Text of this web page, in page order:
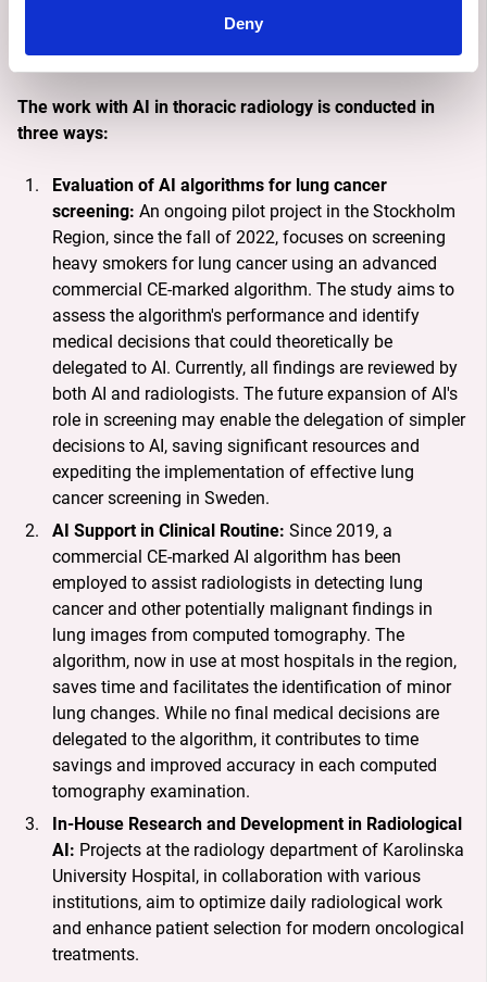
Deny
treatable. Vitali is also developing AI for identifying
cancer in adrenal glands, bones, and abdominal organs.
The work with AI in thoracic radiology is conducted in
three ways:
Evaluation of AI algorithms for lung cancer
screening: An ongoing pilot project in the Stockholm
Region, since the fall of 2022, focuses on screening
heavy smokers for lung cancer using an advanced
commercial CE-marked algorithm. The study aims to
assess the algorithm's performance and identify
medical decisions that could theoretically be
delegated to AI. Currently, all findings are reviewed by
both AI and radiologists. The future expansion of AI's
role in screening may enable the delegation of simpler
decisions to AI, saving significant resources and
expediting the implementation of effective lung
cancer screening in Sweden.
AI Support in Clinical Routine: Since 2019, a
commercial CE-marked AI algorithm has been
employed to assist radiologists in detecting lung
cancer and other potentially malignant findings in
lung images from computed tomography. The
algorithm, now in use at most hospitals in the region,
saves time and facilitates the identification of minor
lung changes. While no final medical decisions are
delegated to the algorithm, it contributes to time
savings and improved accuracy in each computed
tomography examination.
In-House Research and Development in Radiological
AI: Projects at the radiology department of Karolinska
University Hospital, in collaboration with various
institutions, aim to optimize daily radiological work
and enhance patient selection for modern oncological
treatments.